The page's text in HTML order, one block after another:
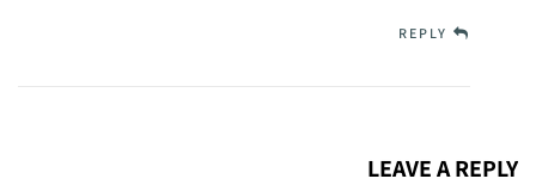
REPLY
LEAVE A REPLY